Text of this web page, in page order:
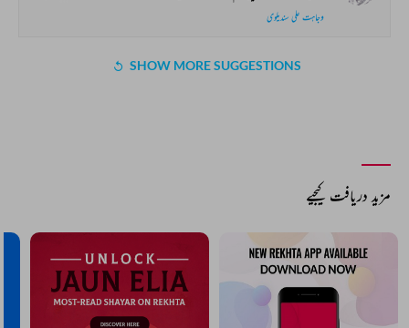
وجاہت علی سندیلوی
SHOW MORE SUGGESTIONS
Comment